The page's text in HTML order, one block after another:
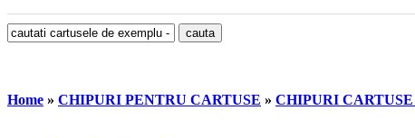
Home » CHIPURI PENTRU CARTUSE » CHIPURI